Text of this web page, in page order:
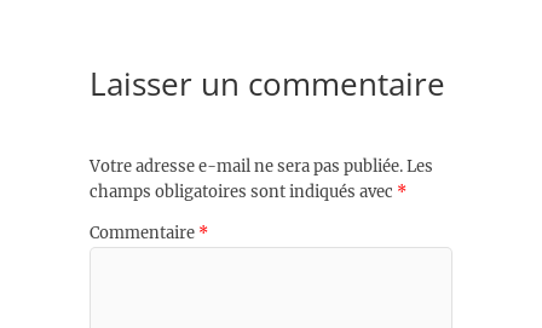
Laisser un commentaire
Votre adresse e-mail ne sera pas publiée.Les
champs obligatoires sont indiqués avec *
Commentaire *